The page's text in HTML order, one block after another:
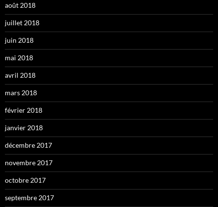
août 2018
juillet 2018
juin 2018
mai 2018
avril 2018
mars 2018
février 2018
janvier 2018
décembre 2017
novembre 2017
octobre 2017
septembre 2017